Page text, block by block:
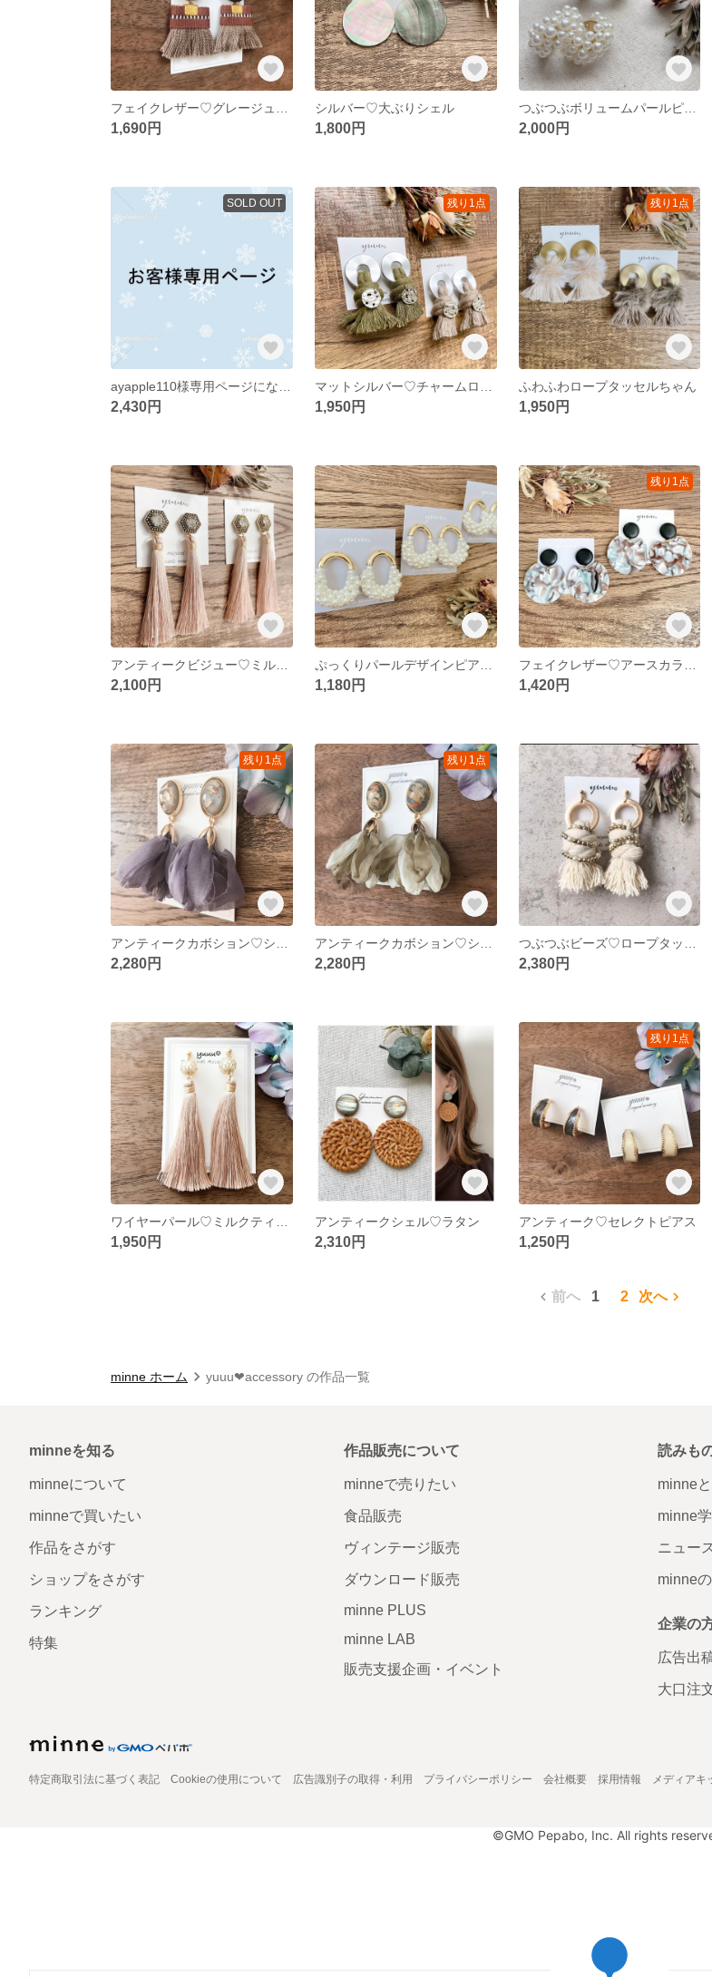
1,690円
シルバー♡大ぶりシェル
1,800円
つぶつぶボリュームパールピアス♡
2,000円
SOLD OUT
2,430円
残り1点
1,950円
残り1点
ふわふわロープタッセルちゃん
1,950円
2,100円 1,180円
残り1点
1,420円
残り1点
2,280円
残り1点
2,280円 2,380円
1,950円
アンティークシェル♡ラタン
2,310円
残り1点
アンティーク♡セレクトピアス
1,250円
前へ 1 2 次へ
minne ホーム yuuu❤︎accessory の作品一覧
minneを知る
minneについて
minneで買いたい
作品をさがす
ショップをさがす
ランキング
特集
作品販売について
minneで売りたい
食品販売
ヴィンテージ販売
ダウンロード販売
minne PLUS
minne LAB
販売支援企画・イベント
読みも
minne
minne
ニュース
minne
企業の
広告出
大口注
特定商取引法に基づく表記 Cookieの使用について 広告識別子の取得・利用 プライバシーポリシー 会社概要 採用情報 メディアキ
©GMO Pepabo, Inc. All rights